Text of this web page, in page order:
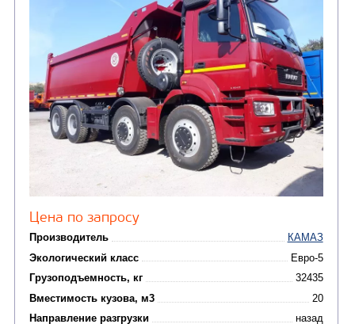
Цена по запросу